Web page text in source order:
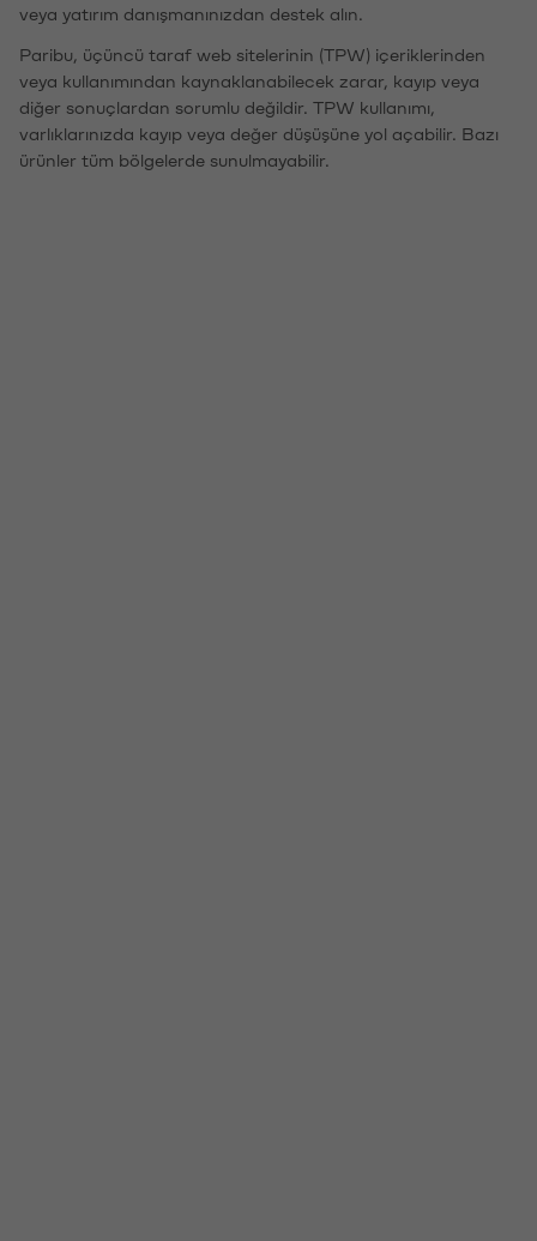
veya yatırım danışmanınızdan destek alın.
Paribu, üçüncü taraf web sitelerinin (TPW) içeriklerinden
veya kullanımından kaynaklanabilecek zarar, kayıp veya
diğer sonuçlardan sorumlu değildir. TPW kullanımı,
varlıklarınızda kayıp veya değer düşüşüne yol açabilir. Bazı
ürünler tüm bölgelerde sunulmayabilir.